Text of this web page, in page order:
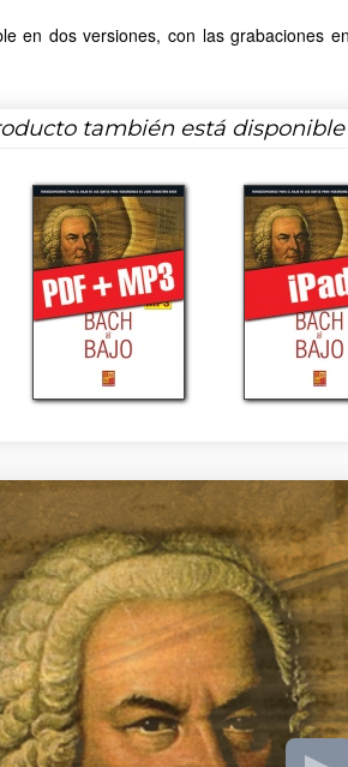
en dos versiones, con las grabaciones
también está